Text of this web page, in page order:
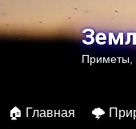
к
содержимому
Приметы,
🏠 Главная 🌩️